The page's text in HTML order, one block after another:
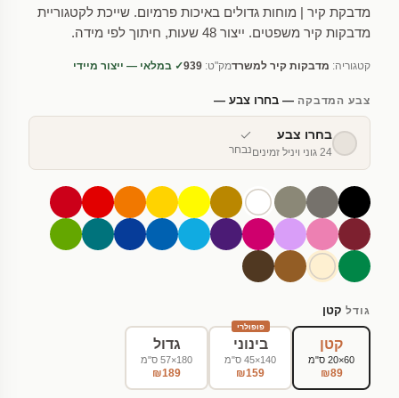
מדבקת קיר | מוחות גדולים באיכות פרמיום. שייכת לקטגוריית
מדבקות קיר משפטים. ייצור 48 שעות, חיתוך לפי מידה.
קטגוריה: מדבקות קיר למשרדמק"ט: 939✓ במלאי — ייצור מיידי
צבע המדבקה— בחרו צבע —
בחרו צבע
24 גוני ויניל זמינים נבחר
גודל קטן
קטן
60×20 ס"מ
₪89
פופולרי
בינוני
140×45 ס"מ
₪159
גדול
180×57 ס"מ
₪189